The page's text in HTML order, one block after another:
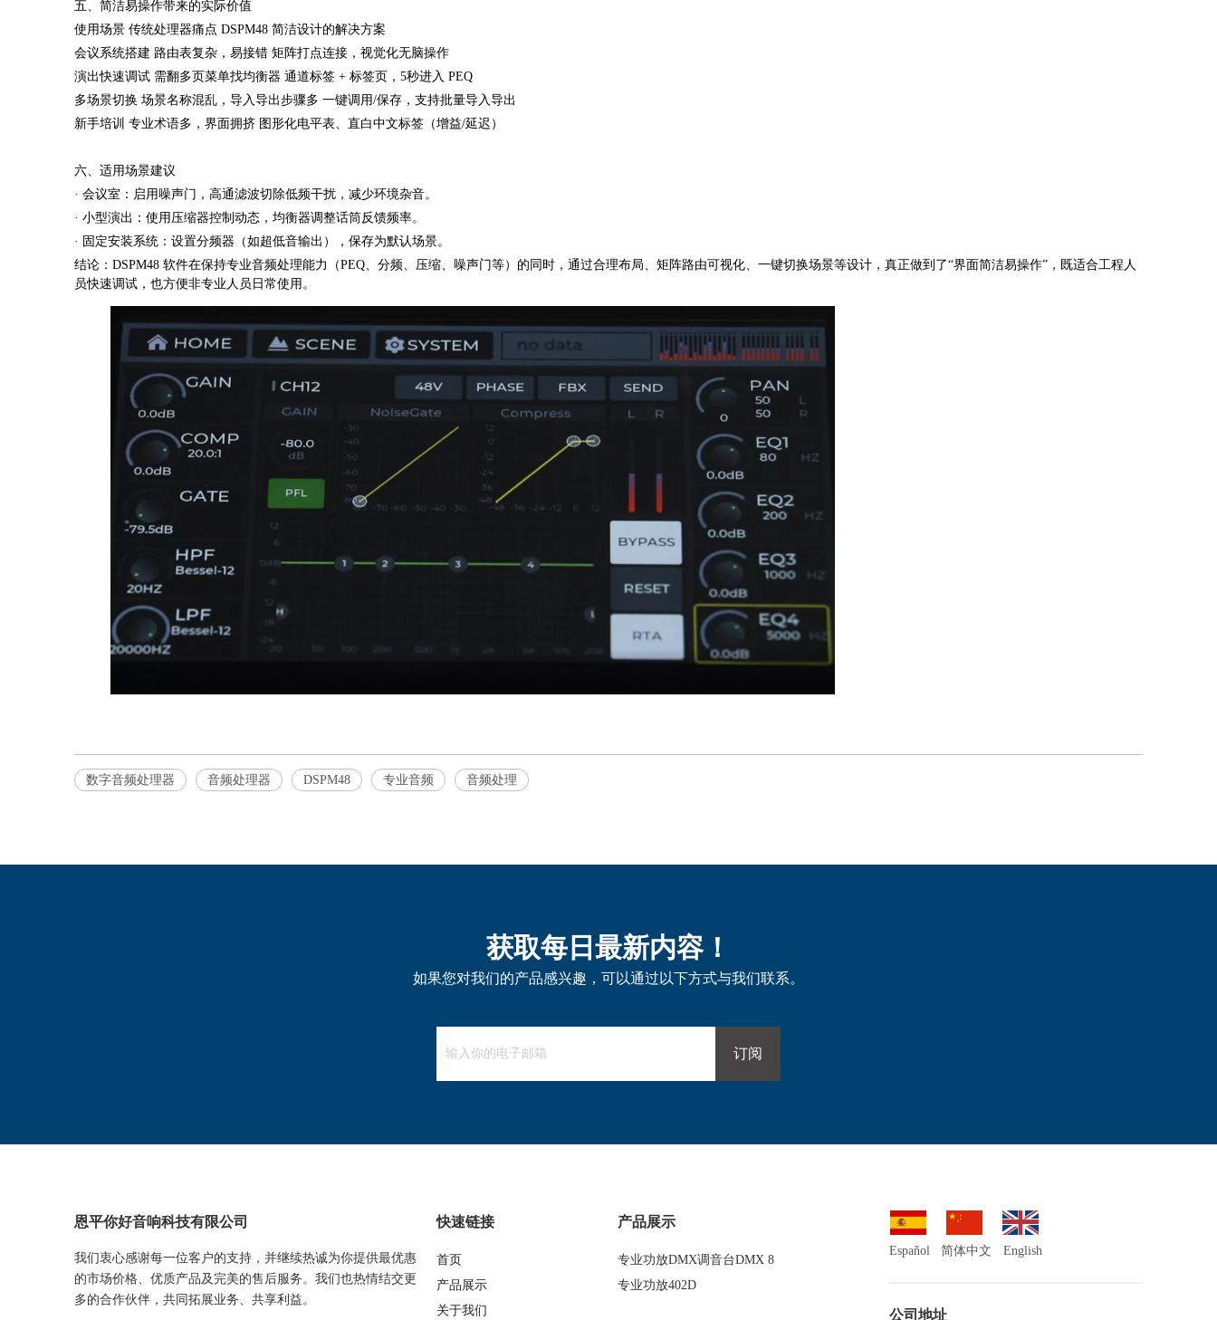
五、简洁易操作带来的实际价值
使用场景 传统处理器痛点 DSPM48 简洁设计的解决方案
会议系统搭建 路由表复杂，易接错 矩阵打点连接，视觉化无脑操作
演出快速调试 需翻多页菜单找均衡器 通道标签 + 标签页，5秒进入 PEQ
多场景切换 场景名称混乱，导入导出步骤多 一键调用/保存，支持批量导入导出
新手培训 专业术语多，界面拥挤 图形化电平表、直白中文标签（增益/延迟）
六、适用场景建议
· 会议室：启用噪声门，高通滤波切除低频干扰，减少环境杂音。
· 小型演出：使用压缩器控制动态，均衡器调整话筒反馈频率。
· 固定安装系统：设置分频器（如超低音输出），保存为默认场景。
结论：DSPM48 软件在保持专业音频处理能力（PEQ、分频、压缩、噪声门等）的同时，通过合理布局、矩阵路由可视化、一键切换场景等设计，真正做到了“界面简洁易操作”，既适合工程人
员快速调试，也方便非专业人员日常使用。
数字音频处理器 音频处理器 DSPM48 专业音频 音频处理
获取每日最新内容！
如果您对我们的产品感兴趣，可以通过以下方式与我们联系。
订阅
恩平你好音响科技有限公司
我们衷心感谢每一位客户的支持，并继续热诚为你提供最优惠
的市场价格、优质产品及完美的售后服务。我们也热情结交更
多的合作伙伴，共同拓展业务、共享利益。
快速链接
首页
产品展示
关于我们
产品展示
专业功放DMX调音台DMX 8
专业功放402D
Español 简体中文 English
公司地址